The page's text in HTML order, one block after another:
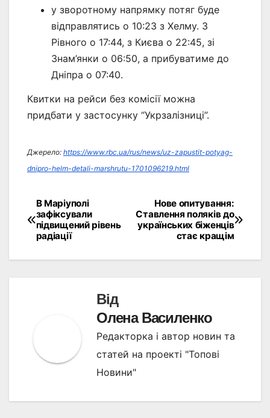
у зворотному напрямку потяг буде
відправлятись о 10:23 з Хелму. З
Рівного о 17:44, з Києва о 22:45, зі
Знам’янки о 06:50, а прибуватиме до
Дніпра о 07:40.
Квитки на рейси без комісії можна
придбати у застосунку “Укрзалізниці”.
Джерело: https://www.rbc.ua/rus/news/uz-zapustit-potyag-
dnipro-helm-detali-marshrutu-1701096219.html
Навігація
записів
Нове опитування:
Ставлення поляків до
українських біженців
стає кращім
В Маріуполі
зафіксували
підвищений рівень
радіації
Від
Олена Василенко
Редакторка і автор новин та
статей на проекті "Топові
Новини"